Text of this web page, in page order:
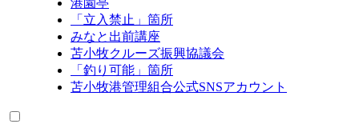
港園亭
「立入禁止」箇所
みなと出前講座
苫小牧クルーズ振興協議会
「釣り可能」箇所
苫小牧港管理組合公式SNSアカウント